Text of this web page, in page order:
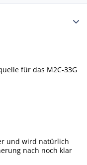
für das M2C-33G
und wird natürlich
nach noch klar